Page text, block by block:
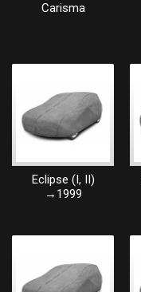
Carisma
Eclipse (I, II)
→1999